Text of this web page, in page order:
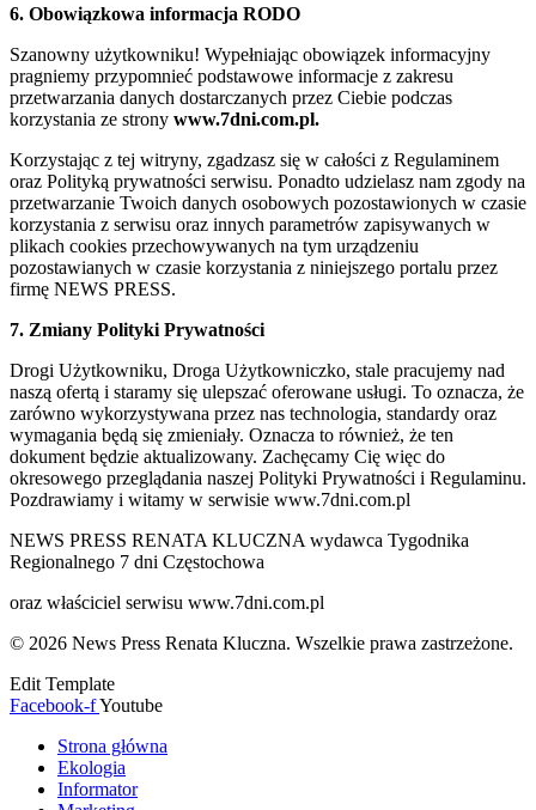
6. Obowiązkowa informacja RODO
Szanowny użytkowniku! Wypełniając obowiązek informacyjny
pragniemy przypomnieć podstawowe informacje z zakresu
przetwarzania danych dostarczanych przez Ciebie podczas
korzystania ze strony www.7dni.com.pl.
Korzystając z tej witryny, zgadzasz się w całości z Regulaminem
oraz Polityką prywatności serwisu. Ponadto udzielasz nam zgody na
przetwarzanie Twoich danych osobowych pozostawionych w czasie
korzystania z serwisu oraz innych parametrów zapisywanych w
plikach cookies przechowywanych na tym urządzeniu
pozostawianych w czasie korzystania z niniejszego portalu przez
firmę NEWS PRESS.
7. Zmiany Polityki Prywatności
Drogi Użytkowniku, Droga Użytkowniczko, stale pracujemy nad
naszą ofertą i staramy się ulepszać oferowane usługi. To oznacza, że
zarówno wykorzystywana przez nas technologia, standardy oraz
wymagania będą się zmieniały. Oznacza to również, że ten
dokument będzie aktualizowany. Zachęcamy Cię więc do
okresowego przeglądania naszej Polityki Prywatności i Regulaminu.
Pozdrawiamy i witamy w serwisie www.7dni.com.pl
NEWS PRESS RENATA KLUCZNA wydawca Tygodnika
Regionalnego 7 dni Częstochowa
oraz właściciel serwisu www.7dni.com.pl
© 2026 News Press Renata Kluczna. Wszelkie prawa zastrzeżone.
Edit Template
Facebook-fYoutube
Strona główna
Ekologia
Informator